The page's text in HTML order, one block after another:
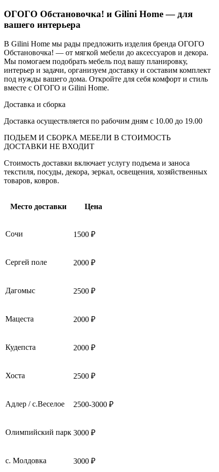
ОГОГО Обстановочка! и Gilini Home — для
вашего интерьера
В Gilini Home мы рады предложить изделия бренда ОГОГО
Обстановочка! — от мягкой мебели до аксессуаров и декора.
Мы помогаем подобрать мебель под вашу планировку,
интерьер и задачи, организуем доставку и составим комплект
под нужды вашего дома. Откройте для себя комфорт и стиль
вместе с ОГОГО и Gilini Home.
Доставка и сборка
Доставка осуществляется по рабочим дням с 10.00 до 19.00
ПОДЬЕМ И СБОРКА МЕБЕЛИ В СТОИМОСТЬ
ДОСТАВКИ НЕ ВХОДИТ
Стоимость доставки включает услугу подъема и заноса
текстиля, посуды, декора, зеркал, освещения, хозяйственных
товаров, ковров.
Место доставки Цена
Сочи 1500 ₽
Сергей поле 2000 ₽
Дагомыс 2500 ₽
Мацеста 2000 ₽
Кудепста 2000 ₽
Хоста 2500 ₽
Адлер / с.Веселое 2500-3000 ₽
Олимпийский парк 3000 ₽
с. Молдовка 3000 ₽